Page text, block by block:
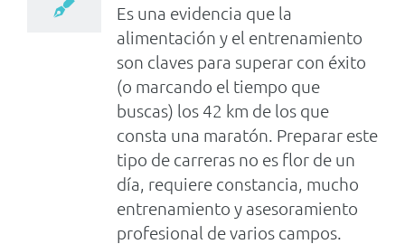
Es una evidencia que la
alimentación y el entrenamiento
son claves para superar con éxito
(o marcando el tiempo que
buscas) los 42 km de los que
consta una maratón. Preparar este
tipo de carreras no es flor de un
día, requiere constancia, mucho
entrenamiento y asesoramiento
profesional de varios campos.